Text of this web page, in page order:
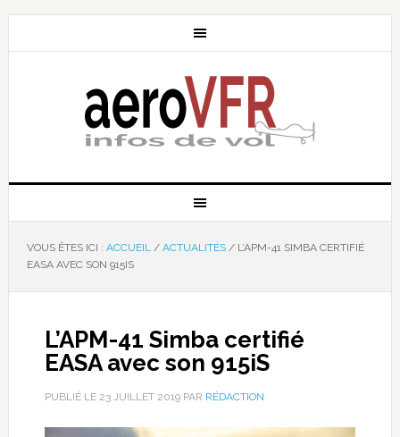
VOUS ÊTES ICI : ACCUEIL / ACTUALITÉS /L’APM-41 SIMBA CERTIFIÉ
EASA AVEC SON 915IS
L’APM-41 Simba certifié
EASA avec son 915iS
PUBLIÉ LE 23 JUILLET 2019PAR RÉDACTION